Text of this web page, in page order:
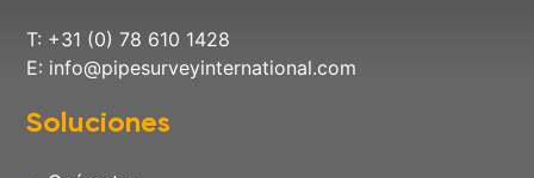
T: +31 (0) 78 610 1428
E: info@pipesurveyinternational.com
Soluciones